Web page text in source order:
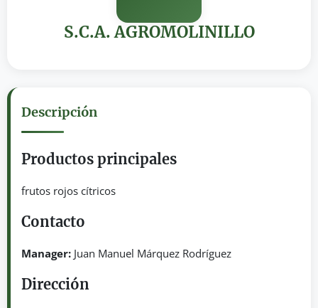
S.C.A. AGROMOLINILLO
Descripción
Productos principales
frutos rojos cítricos
Contacto
Manager: Juan Manuel Márquez Rodríguez
Dirección